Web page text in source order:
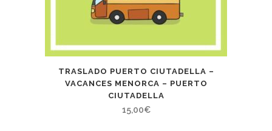
TRASLADO PUERTO CIUTADELLA –
VACANCES MENORCA – PUERTO
CIUTADELLA
15,00€